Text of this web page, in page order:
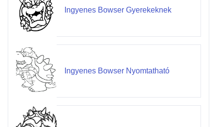
Ingyenes Bowser Gyerekeknek
Ingyenes Bowser Nyomtatható